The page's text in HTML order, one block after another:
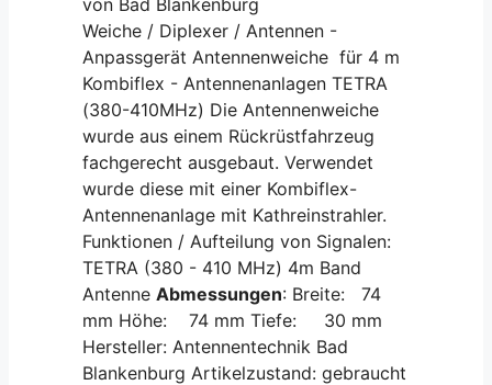
Weiche / Diplexer / Antennen -
Anpassgerät Antennenweiche für 4 m
Kombiflex - Antennenanlagen TETRA
(380-410MHz) Die Antennenweiche
wurde aus einem Rückrüstfahrzeug
fachgerecht ausgebaut. Verwendet
wurde diese mit einer Kombiflex-
Antennenanlage mit Kathreinstrahler.
Funktionen / Aufteilung von Signalen:
TETRA (380 - 410 MHz) 4m Band
AntenneAbmessungen: Breite: 74
mm Höhe: 74 mm Tiefe: 30 mm
Hersteller: Antennentechnik Bad
Blankenburg Artikelzustand: gebraucht